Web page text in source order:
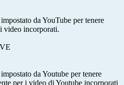
da YouTube per tenere
video incorporati.
da Youtube per tenere
per i video di Youtube incorporati